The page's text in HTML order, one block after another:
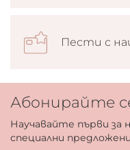
Пести с
Абонирайте
Научавайте първи за
специални